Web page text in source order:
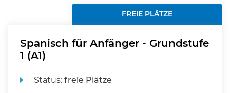
FREIE PLÄTZE
Spanisch für Anfänger - Grundstufe
1 (A1)
Status:freie Plätze